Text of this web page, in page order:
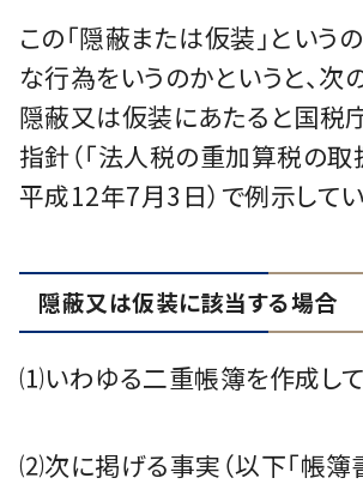
この「隠蔽または仮装」という
な行為をいうのかというと、次
隠蔽又は仮装にあたると国税
指針（「法人税の重加算税の取
平成12年7月3日）で例示してい
隠蔽又は仮装に該当する場合
⑴いわゆる二重帳簿を作成して
⑵次に掲げる事実（以下「帳簿